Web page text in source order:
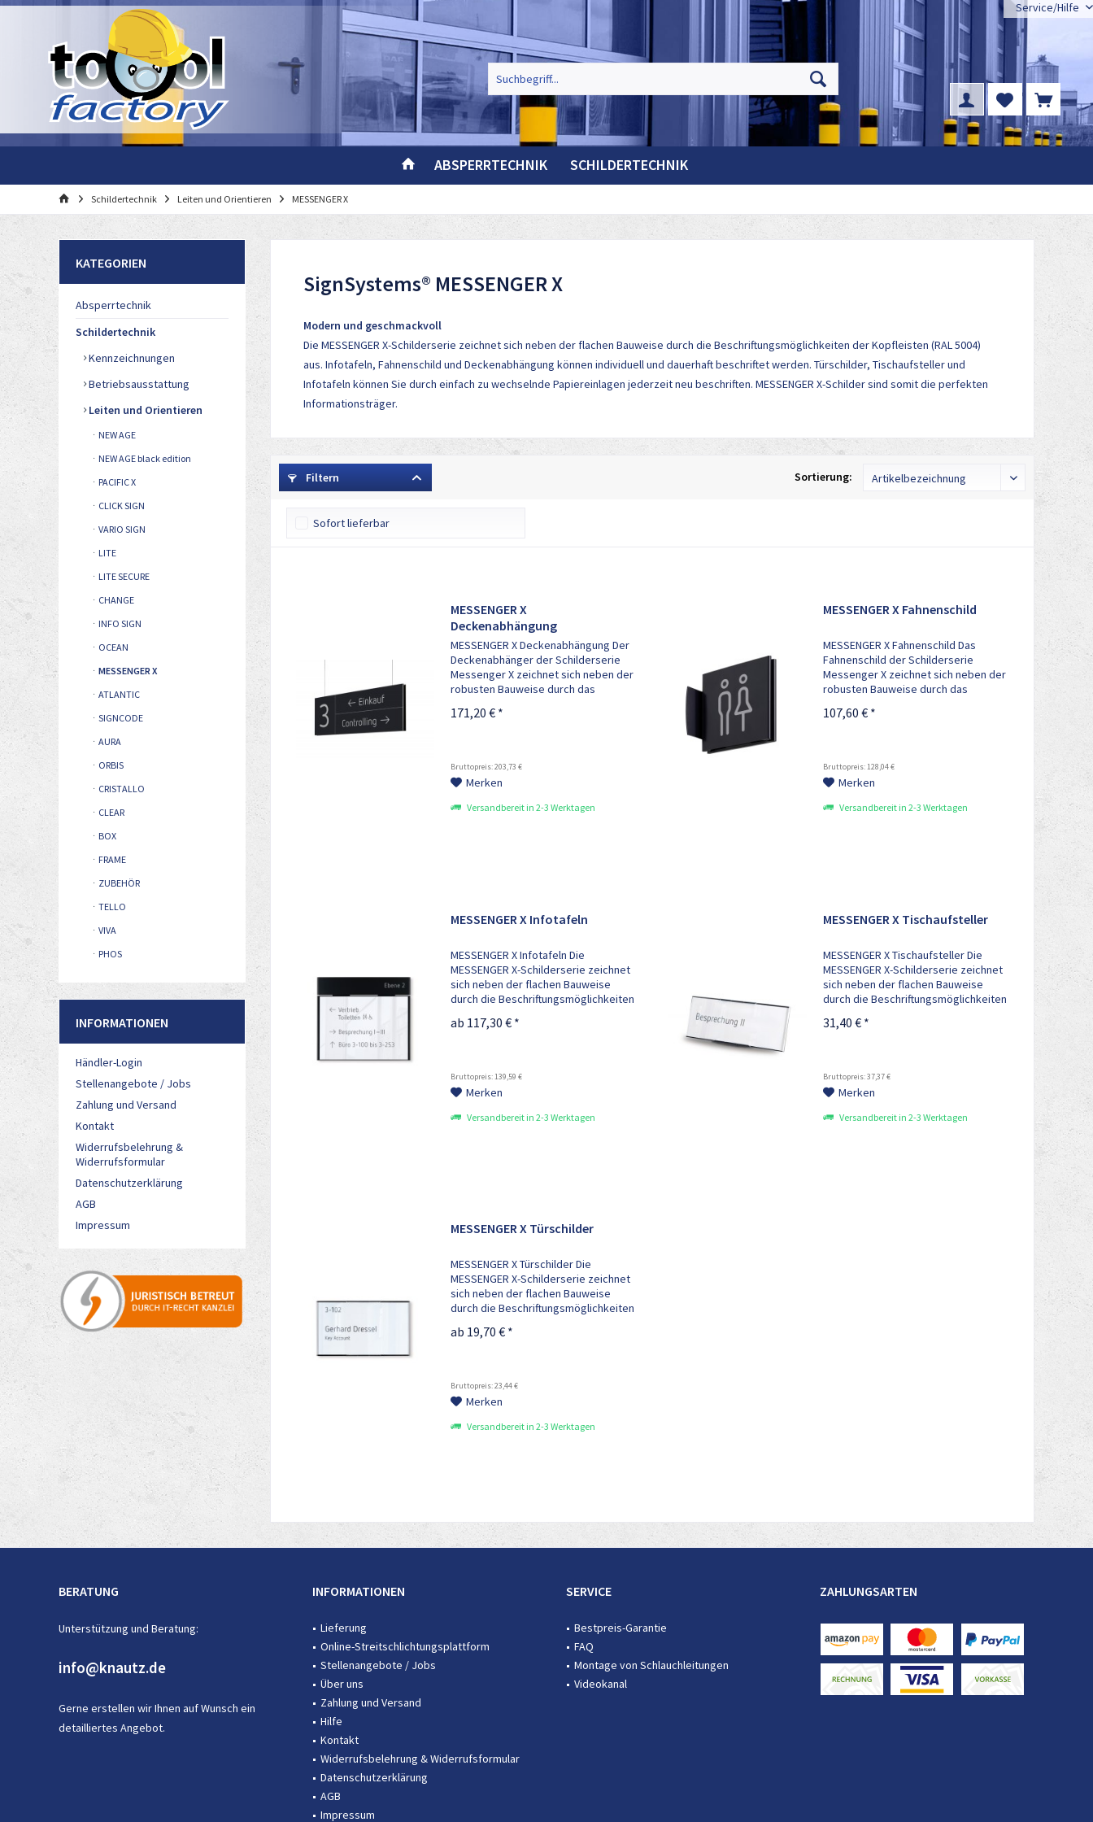
Service/Hilfe
ABSPERRTECHNIK SCHILDERTECHNIK
Schildertechnik Leiten und Orientieren MESSENGER X
KATEGORIEN
Absperrtechnik
Schildertechnik
Kennzeichnungen
Betriebsausstattung
Leiten und Orientieren
NEW AGE
NEW AGE black edition
PACIFIC X
CLICK SIGN
VARIO SIGN
LITE
LITE SECURE
CHANGE
INFO SIGN
OCEAN
MESSENGER X
ATLANTIC
SIGNCODE
AURA
ORBIS
CRISTALLO
CLEAR
BOX
FRAME
ZUBEHÖR
TELLO
VIVA
PHOS
INFORMATIONEN
Händler-Login
Stellenangebote / Jobs
Zahlung und Versand
Kontakt
Widerrufsbelehrung &
Widerrufsformular
Datenschutzerklärung
AGB
Impressum
SignSystems® MESSENGER X
Modern und geschmackvoll
Die MESSENGER X-Schilderserie zeichnet sich neben der flachen Bauweise durch die Beschriftungsmöglichkeiten der Kopfleisten (RAL 5004)
aus. Infotafeln, Fahnenschild und Deckenabhängung können individuell und dauerhaft beschriftet werden. Türschilder, Tischaufsteller und
Infotafeln können Sie durch einfach zu wechselnde Papiereinlagen jederzeit neu beschriften. MESSENGER X-Schilder sind somit die perfekten
Informationsträger.
Filtern Sortierung:
Sofort lieferbar
MESSENGER X
Deckenabhängung
MESSENGER X Deckenabhängung Der
Deckenabhänger der Schilderserie
Messenger X zeichnet sich neben der
robusten Bauweise durch das
Erscheinungsbild aus. Der
eine...
171,20 € *
Bruttopreis: 203,73 €
Merken
Versandbereit in 2-3 Werktagen
MESSENGER X Fahnenschild
MESSENGER X Fahnenschild Das
Fahnenschild der Schilderserie
Messenger X zeichnet sich neben der
robusten Bauweise durch das
Erscheinungsbild aus. Der
eine...
107,60 € *
Bruttopreis: 128,04 €
Merken
Versandbereit in 2-3 Werktagen
MESSENGER X Infotafeln
MESSENGER X Infotafeln Die
MESSENGER X-Schilderserie zeichnet
sich neben der flachen Bauweise
durch die Beschriftungsmöglichkeiten
Türschilder, Tischaufsteller und
ab 117,30 € *
Bruttopreis: 139,59 €
Merken
Versandbereit in 2-3 Werktagen
MESSENGER X Tischaufsteller
MESSENGER X Tischaufsteller Die
MESSENGER X-Schilderserie zeichnet
sich neben der flachen Bauweise
durch die Beschriftungsmöglichkeiten
Türschilder, Tischaufsteller und
31,40 € *
Bruttopreis: 37,37 €
Merken
Versandbereit in 2-3 Werktagen
MESSENGER X Türschilder
MESSENGER X Türschilder Die
MESSENGER X-Schilderserie zeichnet
sich neben der flachen Bauweise
durch die Beschriftungsmöglichkeiten
Türschilder, Tischaufsteller und
ab 19,70 € *
Bruttopreis: 23,44 €
Merken
Versandbereit in 2-3 Werktagen
BERATUNG
Unterstützung und Beratung:
info@knautz.de
Gerne erstellen wir Ihnen auf Wunsch ein
detailliertes Angebot.
INFORMATIONEN
Lieferung
Online-Streitschlichtungsplattform
Stellenangebote / Jobs
Über uns
Zahlung und Versand
Hilfe
Kontakt
Widerrufsbelehrung & Widerrufsformular
Datenschutzerklärung
AGB
Impressum
SERVICE
Bestpreis-Garantie
FAQ
Montage von Schlauchleitungen
Videokanal
ZAHLUNGSARTEN